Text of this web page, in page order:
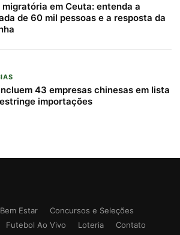
migratória em Ceuta: entenda a
de 60 mil pessoas e a resposta da
43 empresas chinesas em lista
importações
Bem Estar
Concursos e Seleções
Futebol Ao Vivo Loteria
Contato